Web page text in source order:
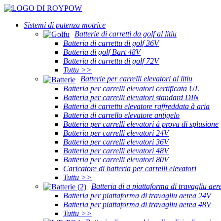
Sistemi di putenza motrice
Batterie di carretti da golf al litiu
Batteria di carrettu di golf 36V
Batteria di golf Bart 48V
Batteria di carrettu di golf 72V
Tuttu >>
Batterie per carrelli elevatori al litiu
Batteria per carrelli elevatori certificata UL
Batteria per carrelli elevatori standard DIN
Batteria di carrettu elevatore raffreddata à aria
Batteria di carrello elevatore antigelo
Batteria per carrelli elevatori à prova di splusione
Batteria per carrelli elevatori 24V
Batteria per carrelli elevatori 36V
Batteria per carrelli elevatori 48V
Batteria per carrelli elevatori 80V
Caricatore di batteria per carrelli elevatori
Tuttu >>
Batteria di a piattaforma di travagliu
Batteria per piattaforma di travagliu aerea 24V
Batteria per piattaforma di travagliu aerea 48V
Tuttu >>